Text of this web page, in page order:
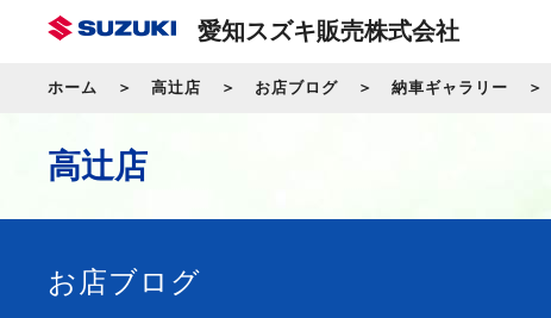
愛知スズキ販売株式会社
ホーム 高辻店 お店ブログ 納車ギャラリー
高辻店
お店ブログ